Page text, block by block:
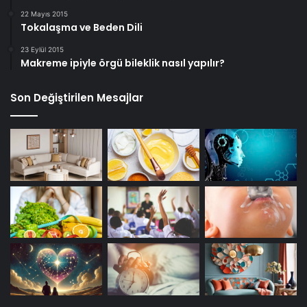
22 Mayıs 2015
Tokalaşma ve Beden Dili
23 Eylül 2015
Makreme ipiyle örgü bileklik nasıl yapılır?
Son Değiştirilen Mesajlar